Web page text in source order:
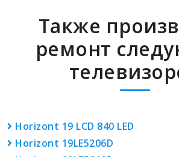
Также
ремонт
Horizont 19 LCD 840 LED
Horizont 19LE5206D